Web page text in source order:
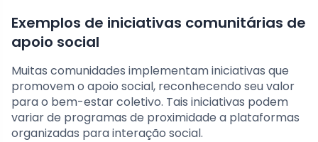
Exemplos de iniciativas comunitárias de
apoio social
Muitas comunidades implementam iniciativas que
promovem o apoio social, reconhecendo seu valor
para o bem-estar coletivo. Tais iniciativas podem
variar de programas de proximidade a plataformas
organizadas para interação social.